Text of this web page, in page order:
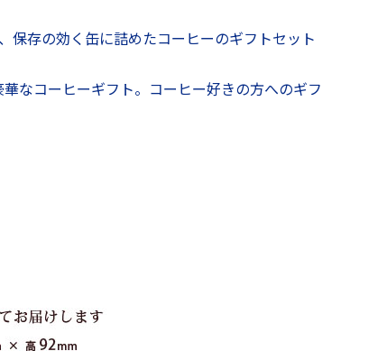
保存の効く缶に詰めたコーヒーのギフトセット
なコーヒーギフト。コーヒー好きの方へのギフ